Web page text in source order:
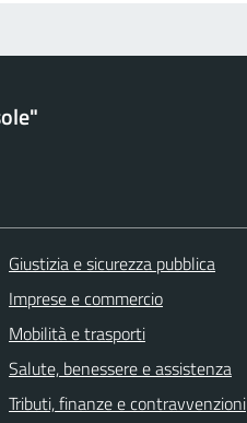
Giustizia e sicurezza pubblica
Imprese e commercio
Mobilità e trasporti
Salute, benessere e assistenza
Tributi, finanze e contravvenzioni